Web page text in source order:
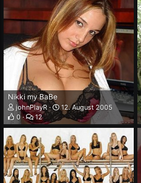
Nikki my BaBe
johnPlayR
12. August 2005
0
12